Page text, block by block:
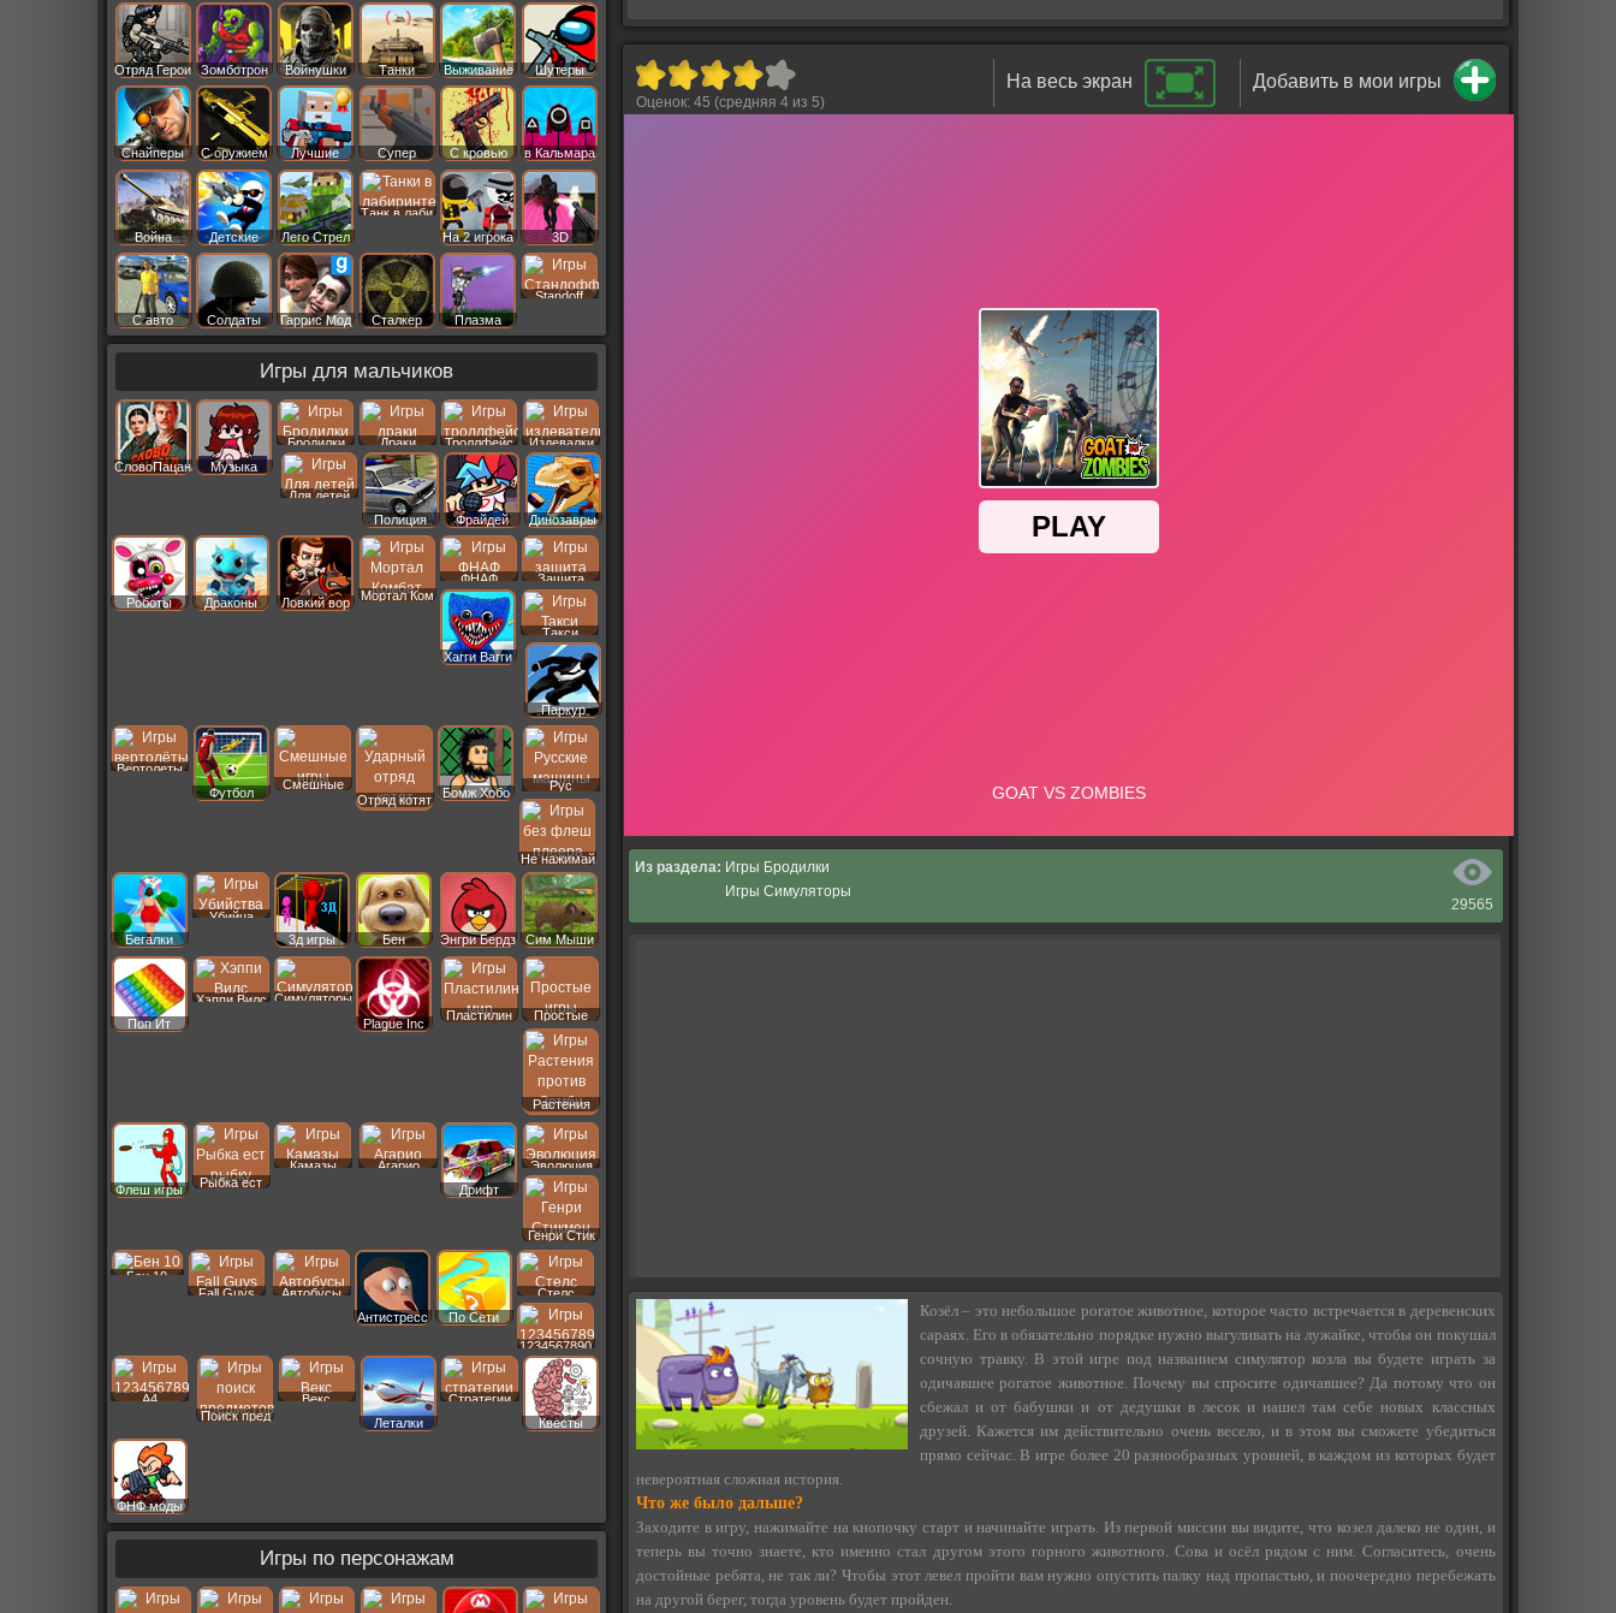
Оценок: 45 (средняя 4из 5)
Добавить в мои игры
На весь экран
29565
Из раздела: Игры Бродилки
Игры Симуляторы
Козёл – это небольшое рогатое животное, которое часто встречается в деревенских
сараях. Его в обязательно порядке нужно выгуливать на лужайке, чтобы он покушал
сочную травку. В этой игре под названием симулятор козла вы будете играть за
одичавшее рогатое животное. Почему вы спросите одичавшее? Да потому что он
сбежал и от бабушки и от дедушки в лесок и нашел там себе новых классных
друзей. Кажется им действительно очень весело, и в этом вы сможете убедиться
прямо сейчас. В игре более 20 разнообразных уровней, в каждом из которых будет
невероятная сложная история.
Что же было дальше?
Заходите в игру, нажимайте на кнопочку старт и начинайте играть. Из первой миссии вы видите, что козел далеко не один, и
теперь вы точно знаете, кто именно стал другом этого горного животного. Сова и осёл рядом с ним. Согласитесь, очень
достойные ребята, не так ли? Чтобы этот левел пройти вам нужно опустить палку над пропастью, и поочередно перебежать
на другой берег, тогда уровень будет пройден.
Отряд Герои Зомботрон Войнушки Танки Выживание Шутеры
Снайперы С оружием Лучшие Супер С кровью в Кальмара
Война Детские Лего Стрел
Танк в лаби
На 2 игрока
3D
С авто Солдаты Гаррис Мод Сталкер Плазма
Standoff
Игры для мальчиков
СловоПацана Музыка
Бродилки Драки Троллфейс Издевалки
Для детей
Полиция
Фрайдей Динозавры
Роботы Драконы Ловкий вор
Мортал Ком
ФНАФ Защита
Хагги Вагги
Такси
Паркур
Вертолеты
Футбол
Смешные
Отряд котят
Бомж Хобо
Рус
Машины
Не нажимай
Бегалки
Убийца
3д игры
Бен Энгри Бердз Сим Мыши
Поп Ит
Хэппи Вилс Симуляторы
Plague Inc
Пластилин Простые
Растения
Флеш игры
Рыбка ест
Камазы
Агарио
Дрифт
Эволюция
Генри Стик
Бен 10
Fall Guys
Автобусы
Антистресс
По Сети
Стелс
1234567890
A4
Поиск пред
Векс
Леталки
Стратегии
Квесты
ФНФ моды
Игры по персонажам